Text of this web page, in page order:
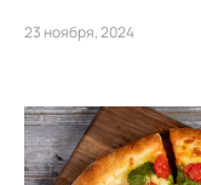
23 ноября, 2024